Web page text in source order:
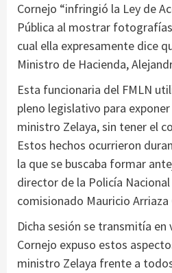
Cornejo “infringió la Ley de
Pública al mostrar
cual ella expresamente dice
Ministro de Hacienda,
Esta funcionaria del FMLN
pleno legislativo para
ministro Zelaya, sin tener el
Estos hechos ocurrieron
la que se buscaba formar
director de la Policía Nacional
comisionado Mauricio Arriaza
Dicha sesión se transmitía en
Cornejo expuso estos
ministro Zelaya frente a